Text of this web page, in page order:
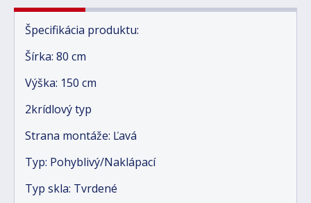
Špecifikácia produktu:
Šírka: 80 cm
Výška: 150 cm
2krídlový typ
Strana montáže: Ľavá
Typ: Pohyblivý/Naklápací
Typ skla: Tvrdené